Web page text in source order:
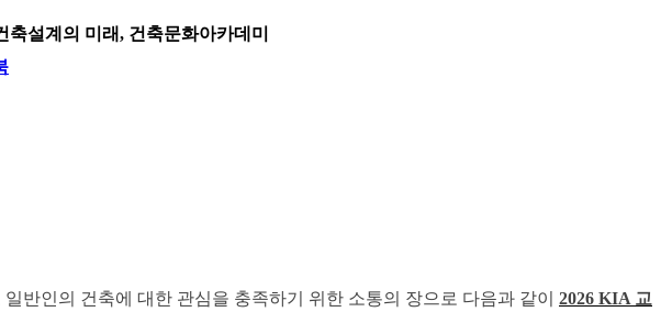
설계의 미래, 건축문화아카데미
반인의 건축에 대한 관심을 충족하기 위한 소통의 장으로 다음과 같이 2026 KIA 교